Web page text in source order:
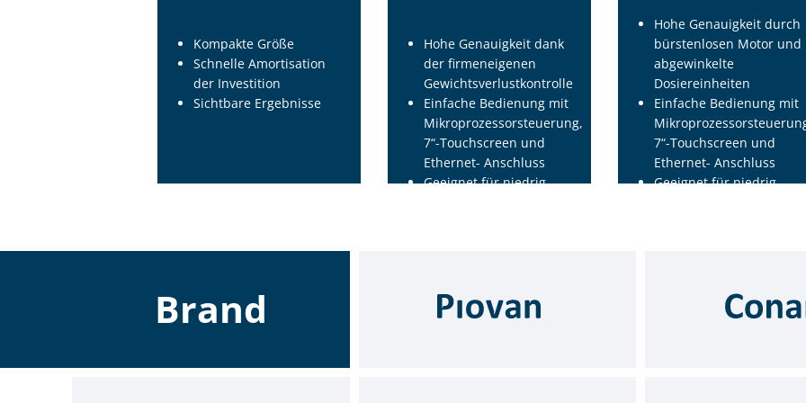
Kompakte Größe
Schnelle Amortisation
der Investition
Sichtbare Ergebnisse
Hohe Genauigkeit dank
der firmeneigenen
Gewichtsverlustkontrolle
Einfache Bedienung mit
Mikroprozessorsteuerung,
7“-Touchscreen und
Ethernet- Anschluss
Geeignet für niedrig
Hohe Genauigkeit durch
bürstenlosen Motor und
abgewinkelte
Dosiereinheiten
Einfache Bedienung mit
7“-Touchscreen und
Ethernet- Anschluss
Geeignet für niedrig
Brand